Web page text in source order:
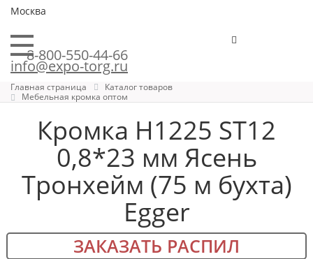
Москва
8-800-550-44-66
info@expo-torg.ru
Главная страница
Каталог товаров
Мебельная кромка оптом
Кромка H1225 ST12
0,8*23 мм Ясень
Тронхейм (75 м бухта)
Egger
ЗАКАЗАТЬ РАСПИЛ